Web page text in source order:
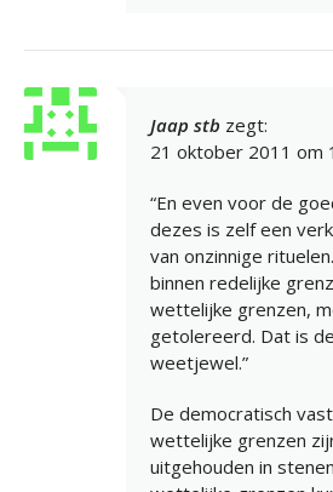
Jaap stb zegt:
21 oktober 2011 om
“En even voor de
dezes is zelf een
van onzinnige
binnen redelijke
wettelijke grenzen,
getolereerd. Dat is
weetjewel.”
De democratisch
wettelijke grenzen
uitgehouden in